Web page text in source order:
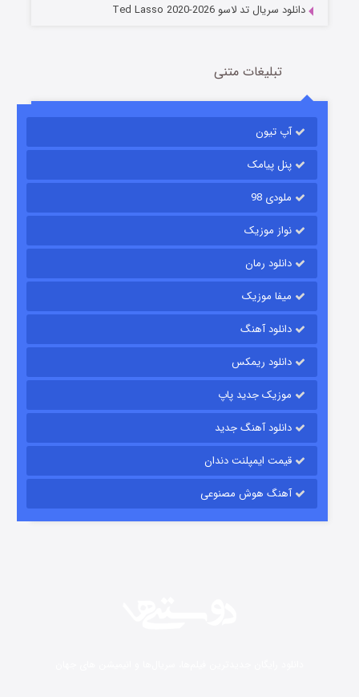
قسمت
دانلود سریال تد لاسو Ted Lasso 2020-2026
تبلیغات متنی
آپ تیون
پنل پیامک
ملودی 98
نواز موزیک
دانلود رمان
میفا موزیک
دانلود آهنگ
دانلود ریمکس
موزیک جدید پاپ
دانلود آهنگ جدید
قیمت ایمپلنت دندان
آهنگ هوش مصنوعی